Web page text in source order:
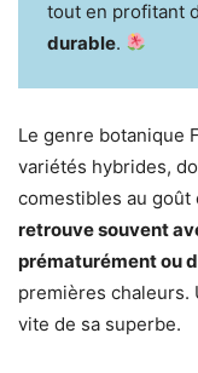
tout en profitant
durable.
Le genre botanique
variétés hybrides,
comestibles au goût
retrouve souvent
prématurément ou
premières chaleurs.
vite de sa superbe.